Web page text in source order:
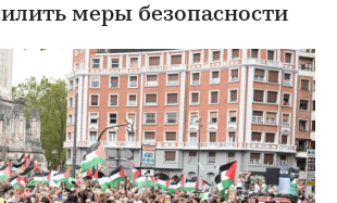
меры безопасности